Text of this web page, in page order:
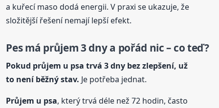
a kuřecí maso dodá energii. V praxi se ukazuje, že
složitější řešení nemají lepší efekt.
Pes má průjem 3 dny a pořád nic – co teď?
Pokud průjem u psa trvá 3 dny bez zlepšení, už
to není běžný stav. Je potřeba jednat.
Průjem u psa, který trvá déle než 72 hodin, často